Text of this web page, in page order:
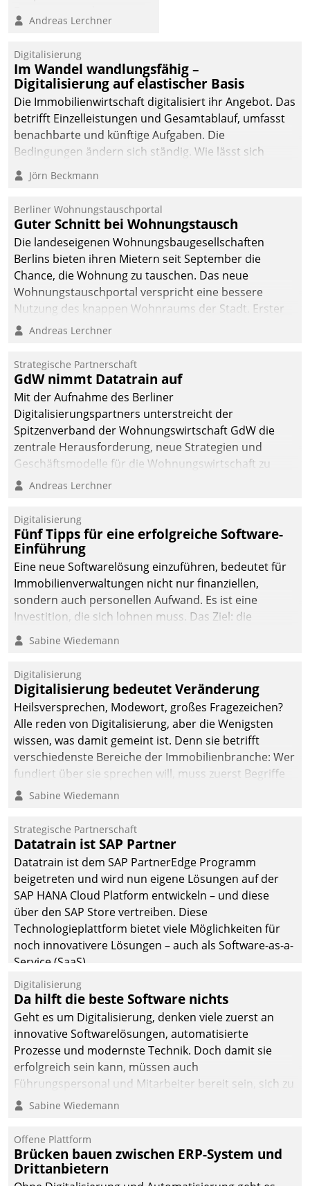
Unternehmen am
Softwareentwicklungshaus
Andreas Lerchner
Digitalisierung
Im Wandel wandlungsfähig –
Digitalisierung auf elastischer Basis
Die Immobilienwirtschaft digitalisiert ihr Angebot. Das
betrifft Einzelleistungen und Gesamtablauf, umfasst
benachbarte und künftige Aufgaben. Die
Bedingungen ändern sich ständig. Wie lässt sich
technisch die Kontrolle wahren und zugleich Freiraum
fürs Wachsen öffnen?
Jörn Beckmann
Berliner Wohnungstauschportal
Guter Schnitt bei Wohnungstausch
Die landeseigenen Wohnungsbaugesellschaften
Berlins bieten ihren Mietern seit September die
Chance, die Wohnung zu tauschen. Das neue
Wohnungstauschportal verspricht eine bessere
Nutzung des knappen Wohnraums der Stadt. Erster
Anwendungsfall für Datatrains Lösung API-Hub mit
Unternehmen.
Andreas Lerchner
Strategische Partnerschaft
GdW nimmt Datatrain auf
Mit der Aufnahme des Berliner
Digitalisierungspartners unterstreicht der
Spitzenverband der Wohnungswirtschaft GdW die
zentrale Herausforderung, neue Strategien und
Geschäftsmodelle für die Wohnungswirtschaft zu
entwickeln.
Andreas Lerchner
Digitalisierung
Fünf Tipps für eine erfolgreiche Software-
Einführung
Eine neue Softwarelösung einzuführen, bedeutet für
Immobilienverwaltungen nicht nur finanziellen,
sondern auch personellen Aufwand. Es ist eine
Investition, die sich lohnen muss. Das Ziel: die
nachhaltige Optimierung der Geschäftsabläufe. Damit
dieses Ziel erreicht wird, sollten einige Grundregeln
Sabine Wiedemann
Digitalisierung
Digitalisierung bedeutet Veränderung
Heilsversprechen, Modewort, großes Fragezeichen?
Alle reden von Digitalisierung, aber die Wenigsten
wissen, was damit gemeint ist. Denn sie betrifft
verschiedenste Bereiche der Immobilienbranche: Wer
fundiert über sie sprechen will, muss zuerst Begriffe
klären. Ein Aspekt ist die betriebliche Optimierung:
Einsparungen durch optimierte und automatisierte
Prozesse. Doch man darf nicht zu viel erwarten: Allein
mit der Einführung einer neuen Software ist es nicht
getan. Die Digitalisierung erfordert von Unternehmen
die Bereitschaft, sich zu überprüfen, zu hinterfragen
und zu verändern.
Sabine Wiedemann
Strategische Partnerschaft
Datatrain ist SAP Partner
Datatrain ist dem SAP PartnerEdge Programm
beigetreten und wird nun eigene Lösungen auf der
SAP HANA Cloud Platform entwickeln – und diese
über den SAP Store vertreiben. Diese
Technologieplattform bietet viele Möglichkeiten für
noch innovativere Lösungen – auch als Software-as-a-
Service (SaaS).
Digitalisierung
Da hilft die beste Software nichts
Geht es um Digitalisierung, denken viele zuerst an
innovative Softwarelösungen, automatisierte
Prozesse und modernste Technik. Doch damit sie
erfolgreich sein kann, müssen auch
Führungspersonal und Mitarbeiter bereit sein, sich zu
verändern und anzupassen, sonst werden sie an ihr
Sabine Wiedemann
Offene Plattform
Brücken bauen zwischen ERP-System und
Drittanbietern